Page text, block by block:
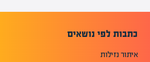
כתבות לפי נושאים
איתור נזילות